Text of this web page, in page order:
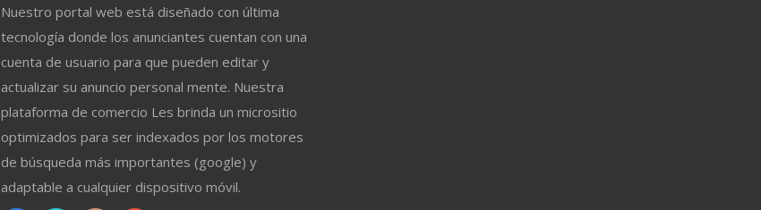
Nuestro portal web está diseñado con última
tecnología donde los anunciantes cuentan con una
cuenta de usuario para que pueden editar y
actualizar su anuncio personal mente. Nuestra
plataforma de comercio Les brinda un micrositio
optimizados para ser indexados por los motores
de búsqueda más importantes (google) y
adaptable a cualquier dispositivo móvil.